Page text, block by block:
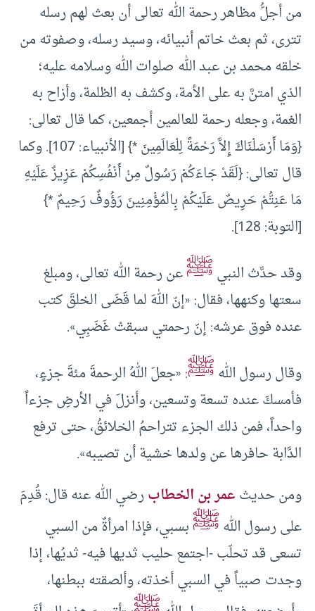
من أجلُّ مظاهر رحمة الله تعالى أن بعث لهم رسله
تترى، ثم بعث خاتم أنبيائه، وسيد رسله، وصفوته من
خلقه محمد بن عبد الله صلوات الله وسلامه عليه؛
الذي امتنَّ به على الأمة، وكشف به الظلمة، وأزاح به
الغمة، وجعله رحمة للعالمين أجمعين، كما قال تعالى:
{وَمَا أَرْسَلْنَاكَ إِلاَّ رَحْمَةً لِلْعَالَمِينَ *} [الأنبياء: 107]. وكما
قال تعالى: {لَقَدْ جَاءَكُمْ رَسُولٌ مِنْ أَنْفُسِكُمْ عَزِيزٌ عَلَيْهِ
مَا عَنِتُّمْ حَرِيصٌ عَلَيْكُمْ بِالْمُؤْمِنِينَ رَؤُوفٌ رَحِيمٌ *}
[التوبة: 128].
وقد حدَّث النبيﷺعن رحمة الله تعالى، ومبلغ
سعتها وكنهها، فقال: «إنّ اللهَ لما قَضَى الخلقَ كتب
عنده فوق عرشه: إنّ رحمتي سبقتْ غَضَبِي».
وقال رسول اللهﷺ: «جعلَ اللهُ الرحمةَ مئةَ جزءٍ،
فأمسكَ عنده تسعة وتسعين، وأنزلَ في الأرضِ جزءاً
واحداً، فمن ذلك الجزء تتراحمُ الخلائقُ، حتى ترفع
الدَّابة حافرها عن ولدها خشية أن تصيبه».
ومن حديثعمر بن الخطابرضي الله عنه قال: قُدِمَ
على رسول اللهﷺبسبي، فإذا امرأةٌ من السبي
تسعى قد تحلّب -اجتمع حليب ثديها فيه- ثديُها، إذا
وجدت صبياً في السبي أخذته، وألصقته ببطنها،